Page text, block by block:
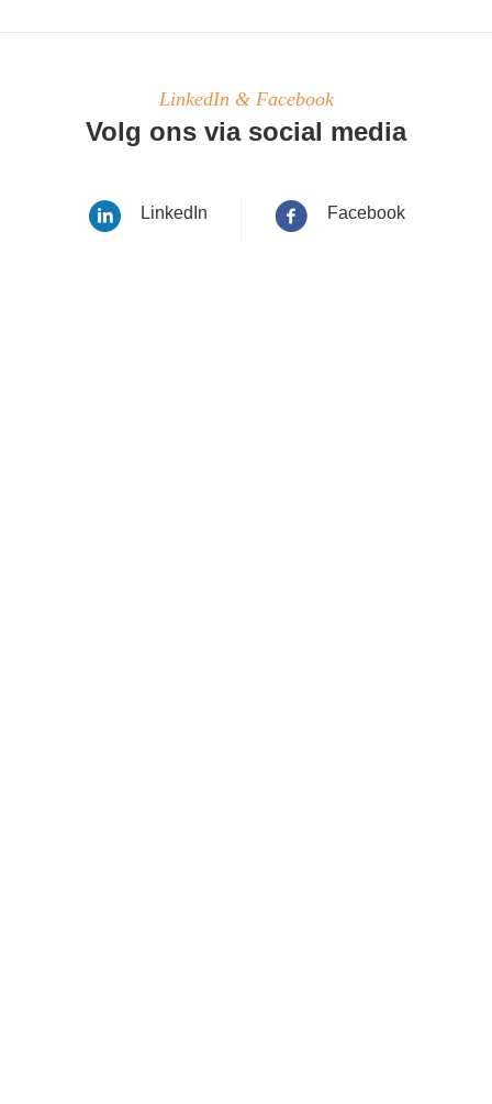
LinkedIn & Facebook
Volg ons via social media
LinkedIn Facebook